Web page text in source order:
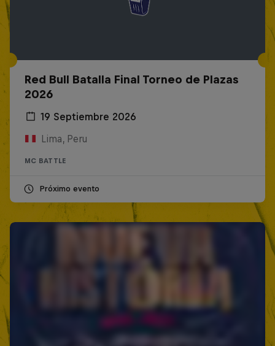
Red Bull Batalla Final Torneo de Plazas
2026
19 Septiembre 2026
Lima, Peru
MC BATTLE
Próximo evento